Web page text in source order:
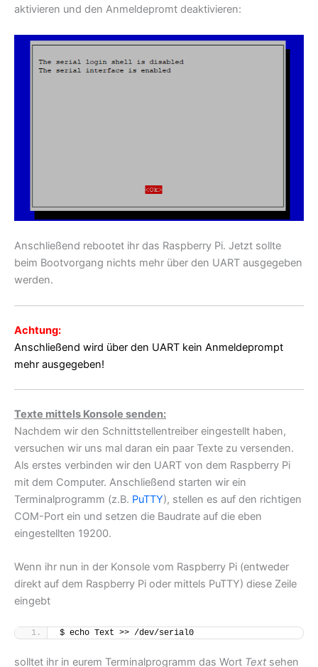
aktivieren und den Anmeldepromt deaktivieren:
Anschließend rebootet ihr das Raspberry Pi. Jetzt sollte
beim Bootvorgang nichts mehr über den UART ausgegeben
werden.
Achtung:
Anschließend wird über den UART kein Anmeldeprompt
mehr ausgegeben!
Texte mittels Konsole senden:
Nachdem wir den Schnittstellentreiber eingestellt haben,
versuchen wir uns mal daran ein paar Texte zu versenden.
Als erstes verbinden wir den UART von dem Raspberry Pi
mit dem Computer. Anschließend starten wir ein
Terminalprogramm (z.B. PuTTY), stellen es auf den richtigen
COM-Port ein und setzen die Baudrate auf die eben
eingestellten 19200.
Wenn ihr nun in der Konsole vom Raspberry Pi (entweder
direkt auf dem Raspberry Pi oder mittels PuTTY) diese Zeile
eingebt
$ echo Text >> /dev/serial0
solltet ihr in eurem Terminalprogramm das Wort Text sehen